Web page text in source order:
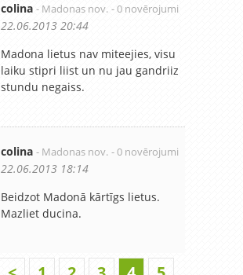
colina - Madonas nov. - 0 novērojumi
22.06.2013 20:44
Madona lietus nav miteejies, visu
laiku stipri liist un nu jau gandriiz
stundu negaiss.
colina - Madonas nov. - 0 novērojumi
22.06.2013 18:14
Beidzot Madonā kārtīgs lietus.
Mazliet ducina.